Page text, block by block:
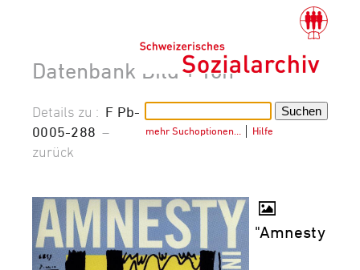
Datenbank Bild + Ton
mehr Suchoptionen… Hilfe
Details zu : F Pb-
0005-288 –
zurück
"Amnesty